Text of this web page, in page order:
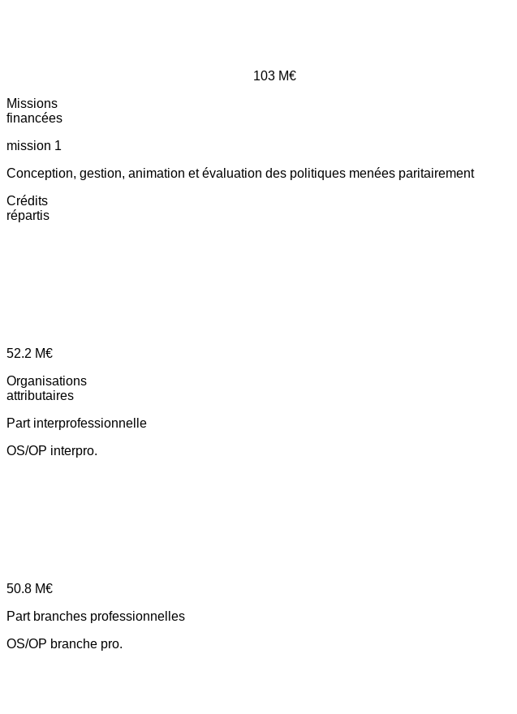
103 M€
Missions
financées
mission 1
Conception, gestion, animation et évaluation des politiques menées paritairement
Crédits
répartis
52.2 M€
Organisations
attributaires
Part interprofessionnelle
OS/OP interpro.
50.8 M€
Part branches professionnelles
OS/OP branche pro.